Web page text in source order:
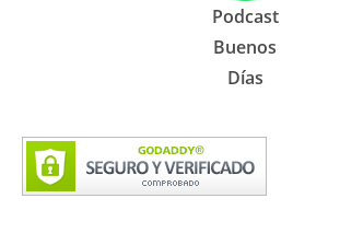
Podcast
Buenos
Días